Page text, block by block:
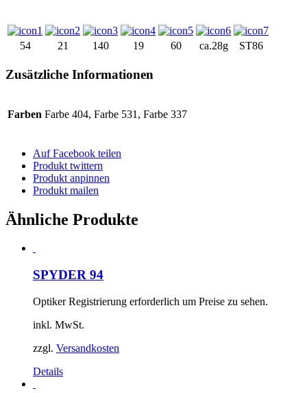
54 21 140 19 60 ca.28g ST86
Zusätzliche Informationen
Farben Farbe 404, Farbe 531, Farbe 337
Auf Facebook teilen
Produkt twittern
Produkt anpinnen
Produkt mailen
Ähnliche Produkte
SPYDER 94
Optiker Registrierung erforderlich um Preise zu sehen.
inkl. MwSt.
zzgl. Versandkosten
Details